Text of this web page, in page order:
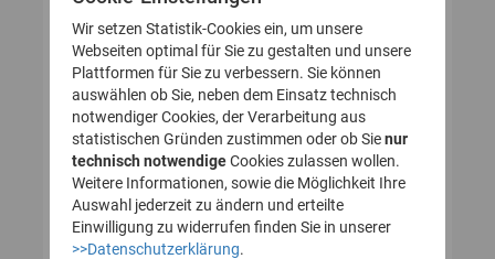
E-Mail-Adresse
Wir setzen Statistik-Cookies ein, um unsere
Webseiten optimal für Sie zu gestalten und unsere
Plattformen für Sie zu verbessern. Sie können
auswählen ob Sie, neben dem Einsatz technisch
notwendiger Cookies, der Verarbeitung aus
statistischen Gründen zustimmen oder ob Sienur
technisch notwendigeCookies zulassen wollen.
Weitere Informationen, sowie die Möglichkeit Ihre
Auswahl jederzeit zu ändern und erteilte
Einwilligung zu widerrufen finden Sie in unserer
>>Datenschutzerklärung.